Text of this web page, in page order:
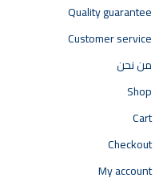
Quality guarantee
Customer service
من نحن
Shop
Cart
Checkout
My account